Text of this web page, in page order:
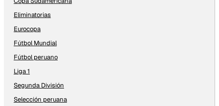
Eliminatorias
Eurocopa
Fútbol Mundial
Fútbol peruano
Liga 1
Segunda División
Selección peruana